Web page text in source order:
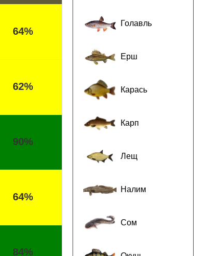
64%
62%
90%
64%
84%
Голавль
Ерш
Карась
Карп
Лещ
Налим
Сом